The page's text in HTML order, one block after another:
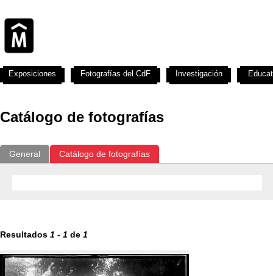
Catálogo de fotografías
General Catálogo de fotografías
Resultados 1 - 1 de 1
Exposiciones Fotografías del CdF Investigación